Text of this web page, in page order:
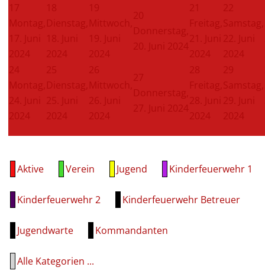
17
Montag,
17. Juni
2024
18
Dienstag,
18. Juni
2024
19
Mittwoch,
19. Juni
2024
20
Donnerstag,
20. Juni 2024
21
Freitag,
21. Juni
2024
22
Samstag,
22. Juni
2024
24
Montag,
24. Juni
2024
25
Dienstag,
25. Juni
2024
26
Mittwoch,
26. Juni
2024
27
Donnerstag,
27. Juni 2024
28
Freitag,
28. Juni
2024
29
Samstag,
29. Juni
2024
Aktive Verein Jugend Kinderfeuerwehr 1
Kinderfeuerwehr 2 Kinderfeuerwehr Betreuer
Jugendwarte Kommandanten
Alle Kategorien ...